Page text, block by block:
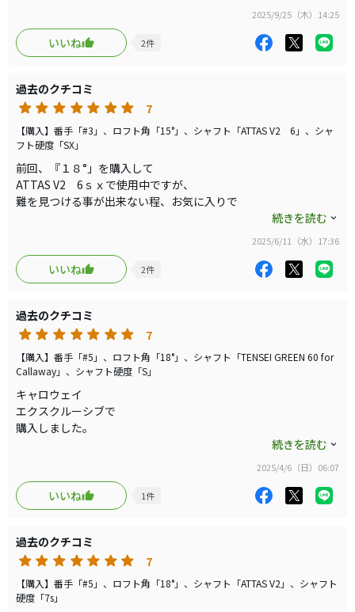
良いと思います。
フェアウェイウッドはTITANの時代
2025/9/25（木）14:25
いいね 2件
過去のクチコミ
7
【購入】番手「#3」、ロフト角「15°」、シャフト「ATTAS V2 6」、シャ
フト硬度「SX」
前回、『１８°」を購入して
ATTAS V2 6ｓｘで使用中ですが、
難を見つける事が出来ない程、お気に入りで
飛距離プラス高弾道は過去1.2だと思います。
価格以上のパフォーマンスで非常に満足です
機会ありましたら、お試し下さい
続きを読む
2025/6/11（水）17:36
いいね 2件
過去のクチコミ
7
【購入】番手「#5」、ロフト角「18°」、シャフト「TENSEI GREEN 60 for
Callaway」、シャフト硬度「S」
キャロウェイ
エクスクルーシブで
購入しました。
差があるように
思います。
これは今回のモデルに
思います。
初代SIMチタンも
自分USモデルと
JPモデル持ってますが
続きを読む
2025/4/6（日）06:07
いいね 1件
過去のクチコミ
7
【購入】番手「#5」、ロフト角「18°」、シャフト「ATTAS V2」、シャフト
硬度「7s」